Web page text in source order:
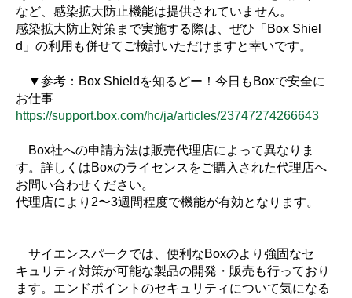
など、感染拡大防止機能は提供されていません。
感染拡大防止対策まで実施する際は、ぜひ「Box Shiel
d」の利用も併せてご検討いただけますと幸いです。
▼参考：Box Shieldを知るどー！今日もBoxで安全に
お仕事
https://support.box.com/hc/ja/articles/23747274266643
Box社への申請方法は販売代理店によって異なりま
す。詳しくはBoxのライセンスをご購入された代理店へ
お問い合わせください。
代理店により2〜3週間程度で機能が有効となります。
サイエンスパークでは、便利なBoxのより強固なセ
キュリティ対策が可能な製品の開発・販売も行っており
ます。エンドポイントのセキュリティについて気になる